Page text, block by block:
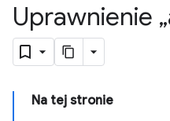
Uprawnienie
Na tej stronie